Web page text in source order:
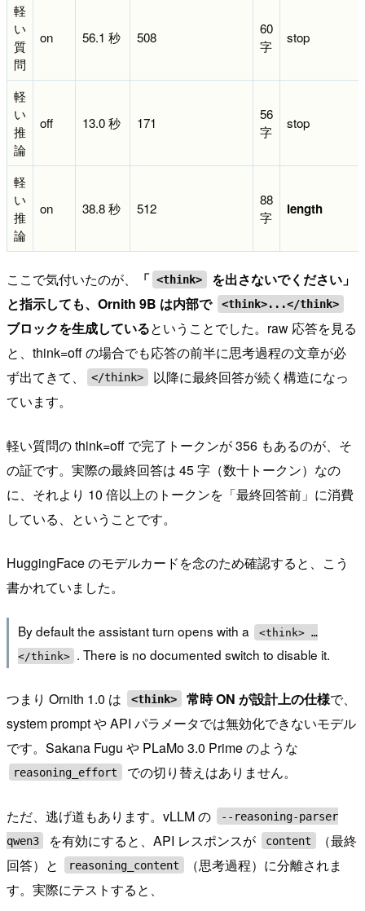
軽
い
質
問
on 56.1 秒 508
60
字
stop
軽
い
推
論
off 13.0 秒 171
56
字
stop
軽
い
推
論
on 38.8 秒 512
88
字
length
ここで気付いたのが、 「 <think>
を出さないでください」
と指示しても、Ornith 9B は内部で
<think>...</think>
ブロックを生成しているということでした。raw 応答を見る
と、think=off の場合でも応答の前半に思考過程の文章が必
ず出てきて、
</think>
以降に最終回答が続く構造になっ
ています。
軽い質問の think=off で完了トークンが 356 もあるのが、そ
の証です。実際の最終回答は 45 字（数十トークン）なの
に、それより 10 倍以上のトークンを「最終回答前」に消費
している、ということです。
HuggingFace のモデルカードを念のため確認すると、こう
書かれていました。
By default the assistant turn opens with a
<think> …
</think>
. There is no documented switch to disable it.
つまり Ornith 1.0 は <think> 常時 ON が設計上の仕様で、
system prompt や API パラメータでは無効化できないモデル
です。Sakana Fugu や PLaMo 3.0 Prime のような
reasoning_effort での切り替えはありません。
ただ、逃げ道もあります。vLLM の
--reasoning-parser
qwen3
を有効にすると、API レスポンスが content
（最終
回答）と
reasoning_content
（思考過程）に分離されま
す。実際にテストすると、